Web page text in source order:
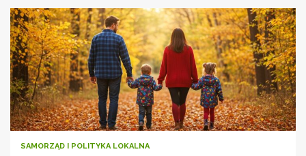
SAMORZĄD I POLITYKA LOKALNA